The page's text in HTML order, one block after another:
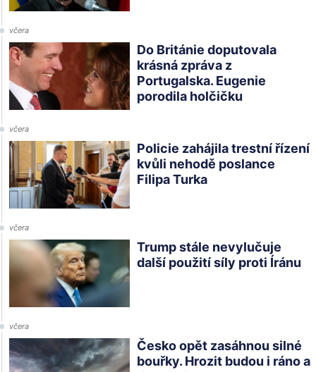
včera
Do Británie doputovala
krásná zpráva z
Portugalska. Eugenie
porodila holčičku
včera
Policie zahájila trestní řízení
kvůli nehodě poslance
Filipa Turka
včera
Trump stále nevylučuje
další použití síly proti Íránu
včera
Česko opět zasáhnou silné
bouřky. Hrozit budou i ráno a